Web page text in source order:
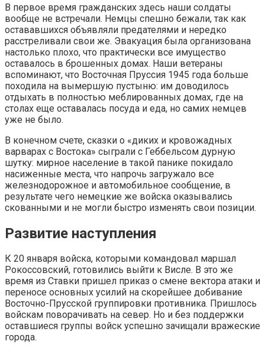
В первое время гражданских здесь наши солдаты
вообще не встречали. Немцы спешно бежали, так как
остававшихся объявляли предателями и нередко
расстреливали свои же. Эвакуация была организована
настолько плохо, что практически все имущество
оставалось в брошенных домах. Наши ветераны
вспоминают, что Восточная Пруссия 1945 года больше
походила на вымершую пустыню: им доводилось
отдыхать в полностью меблированных домах, где на
столах еще оставалась посуда и еда, но самих немцев
уже не было.
В конечном счете, сказки о «диких и кровожадных
варварах с Востока» сыграли с Геббельсом дурную
шутку: мирное население в такой панике покидало
насиженные места, что напрочь загружало все
железнодорожное и автомобильное сообщение, в
результате чего немецкие же войска оказывались
скованными и не могли быстро изменять свои позиции.
Развитие наступления
К 20 января войска, которыми командовал маршал
Рокоссовский, готовились выйти к Висле. В это же
время из Ставки пришел приказ о смене вектора атаки и
переносе основных усилий на скорейшее добивание
Восточно-Прусской группировки противника. Пришлось
войскам поворачивать на север. Но и без поддержки
оставшиеся группы войск успешно зачищали вражеские
города.